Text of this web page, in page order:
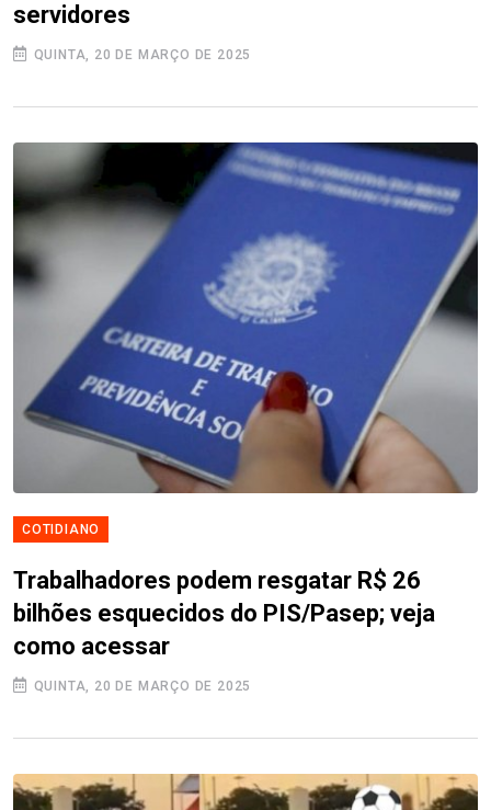
servidores
QUINTA, 20 DE MARÇO DE 2025
COTIDIANO
Trabalhadores podem resgatar R$ 26
bilhões esquecidos do PIS/Pasep; veja
como acessar
QUINTA, 20 DE MARÇO DE 2025